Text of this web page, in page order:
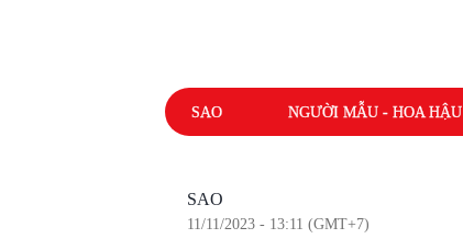
SAO NGƯỜI MẪU - HOA HẬU
SAO
11/11/2023 - 13:11 (GMT+7)